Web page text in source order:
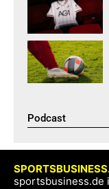
Podcast​
sportsbusiness.de